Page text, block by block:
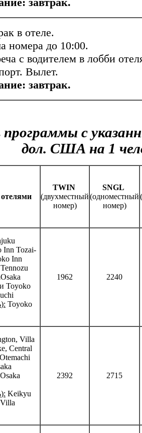
в отеле.
номера до 10:00.
с водителем в лобби
Вылет.
завтрак.
с
дол. США на 1
TWIN
(двухместный
номер)
SNGL
(одноместный
номер)
Inn Tozai-
Inn
Toyoko
): Toyoko
1962 2240
Villa
Central
): Keikyu
2392 2715